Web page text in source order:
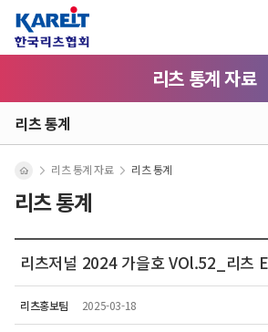
리츠 통계 자료
리츠 통계
리츠 통계
리츠 통계 자료 리츠 통계
리츠저널 2024 가을호 VOl.52_리츠
리츠홍보팀 2025-03-18